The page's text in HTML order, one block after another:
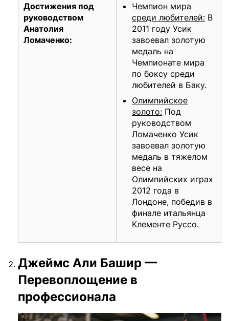
Достижения под
руководством
Анатолия
Ломаченко:
Чемпион мира
среди любителей: В
2011 году Усик
завоевал золотую
медаль на
Чемпионате мира
по боксу среди
любителей в Баку.
Олимпийское
золото: Под
руководством
Ломаченко Усик
завоевал золотую
медаль в тяжелом
весе на
Олимпийских играх
2012 года в
Лондоне, победив в
финале итальянца
Клементе Руссо.
Джеймс Али Башир —
Перевоплощение в
профессионала